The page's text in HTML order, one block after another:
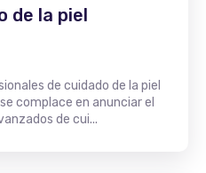
de la piel
de cuidado de la piel
complace en anunciar el
de cui...